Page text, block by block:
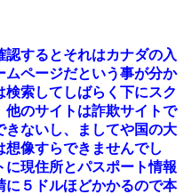
するとそれはカナダの入
ムページだという事が分か
検索してしばらく下にスク
他のサイトは詐欺サイトで
きないし、ましてや国の大
像すらできませんでし
現住所とパスポート情報
に５ドルほどかかるので本